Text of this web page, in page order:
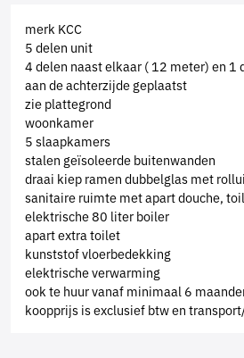
merk KCC
5 delen unit
4 delen naast elkaar ( 12 meter) en 1
aan de achterzijde geplaatst
zie plattegrond
woonkamer
5 slaapkamers
stalen geïsoleerde buitenwanden
draai kiep ramen dubbelglas met
sanitaire ruimte met apart douche,
elektrische 80 liter boiler
apart extra toilet
kunststof vloerbedekking
elektrische verwarming
ook te huur vanaf minimaal 6
koopprijs is exclusief btw en